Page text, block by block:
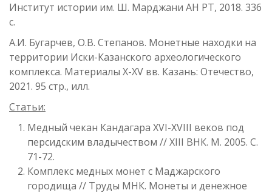
Институт истории им. Ш. Марджани АН РТ, 2018. 336
с.
А.И. Бугарчев, О.В. Степанов. Монетные находки на
территории Иски-Казанского археологического
комплекса. Материалы X-XV вв. Казань: Отечество,
2021. 95 стр., илл.
Статьи:
Медный чекан Кандагара XVI-XVIII веков под
персидским владычеством // XIII ВНК. М. 2005. С.
71-72.
Комплекс медных монет с Маджарского
городища // Труды МНК. Монеты и денежное